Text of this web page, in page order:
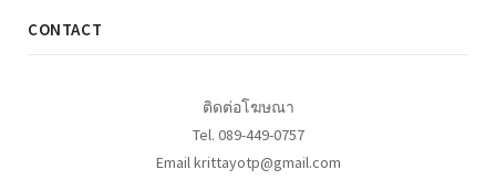
CONTACT
ติดต่อโฆษณา
Tel. 089-449-0757
Email krittayotp@gmail.com